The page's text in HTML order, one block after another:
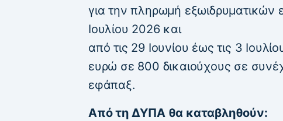
για την πληρωμή
Ιουλίου 2026 και
από τις 29 Ιουνίου έως τις 3
ευρώ σε 800 δικαιούχους σε
εφάπαξ.
Από τη ΔΥΠΑ θα καταβληθούν: